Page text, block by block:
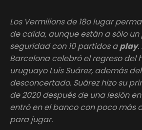
Los Vermilions de 18o lugar
de caída, aunque están a sólo
seguridad con 10 partidos aplay.
Barcelona celebró el regreso del
uruguayo Luis Suárez, además
desconcertado. Suárez hizo su
de 2020 después de una lesión
entró en el banco con poco más
para jugar.